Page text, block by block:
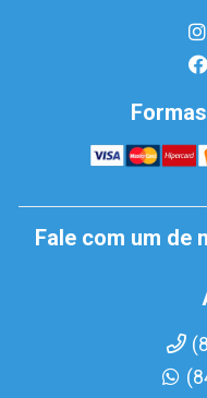
Fale com um de